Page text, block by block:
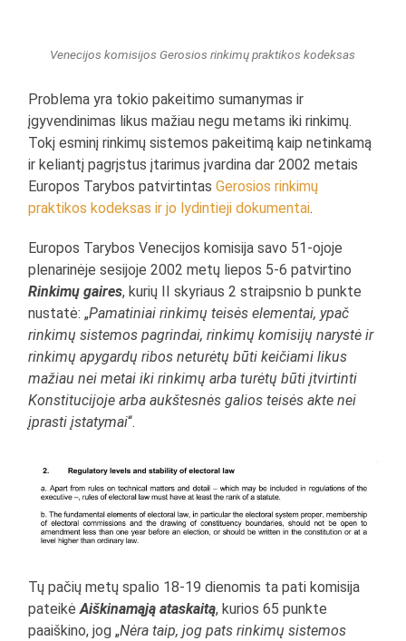
Venecijos komisijos Gerosios rinkimų praktikos kodeksas
Problema yra tokio pakeitimo sumanymas ir
įgyvendinimas likus mažiau negu metams iki rinkimų.
Tokį esminį rinkimų sistemos pakeitimą kaip netinkamą
ir keliantį pagrįstus įtarimus įvardina dar 2002 metais
Europos Tarybos patvirtintasGerosios rinkimų
praktikos kodeksas ir jo lydintieji dokumentai.
Europos Tarybos Venecijos komisija savo 51-ojoje
plenarinėje sesijoje 2002 metų liepos 5-6 patvirtino
Rinkimų gaires, kurių II skyriaus 2 straipsnio b punkte
nustatė: „Pamatiniai rinkimų teisės elementai, ypač
rinkimų sistemos pagrindai, rinkimų komisijų narystė ir
rinkimų apygardų ribos neturėtų būti keičiami likus
mažiau nei metai iki rinkimų arba turėtų būti įtvirtinti
Konstitucijoje arba aukštesnės galios teisės akte nei
įprasti įstatymai“.
Tų pačių metų spalio 18-19 dienomis ta pati komisija
pateikėAiškinamąją ataskaitą, kurios 65 punkte
paaiškino, jog „Nėra taip, jog pats rinkimų sistemos